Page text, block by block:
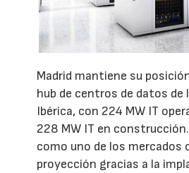
Madrid mantiene su
hub de centros de datos de
Ibérica, con 224 MW IT
228 MW IT en
como uno de los mercados
proyección gracias a la